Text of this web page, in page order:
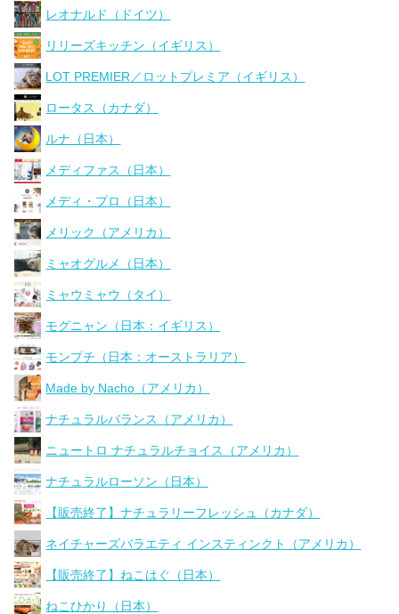
レオナルド（ドイツ）
リリーズキッチン（イギリス）
LOT PREMIER／ロットプレミア（イギリス）
ロータス（カナダ）
ルナ（日本）
メディファス（日本）
メディ・プロ（日本）
メリック（アメリカ）
ミャオグルメ（日本）
ミャウミャウ（タイ）
モグニャン（日本：イギリス）
モンプチ（日本：オーストラリア）
Made by Nacho（アメリカ）
ナチュラルバランス（アメリカ）
ニュートロ ナチュラルチョイス（アメリカ）
ナチュラルローソン（日本）
【販売終了】ナチュラリーフレッシュ（カナダ）
ネイチャーズバラエティ インスティンクト（アメリカ）
【販売終了】ねこはぐ（日本）
ねこひかり（日本）